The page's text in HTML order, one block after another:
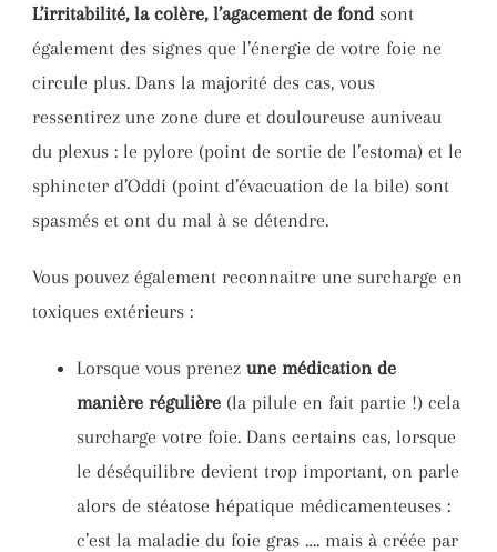
L’irritabilité, la colère, l’agacement de fond sont
également des signes que l’énergie de votre foie ne
circule plus. Dans la majorité des cas, vous
ressentirez une zone dure et douloureuse auniveau
du plexus : le pylore (point de sortie de l’estoma) et le
sphincter d’Oddi (point d’évacuation de la bile) sont
spasmés et ont du mal à se détendre.
Vous pouvez également reconnaitre une surcharge en
toxiques extérieurs :
Lorsque vous prenez une médication de
manière régulière (la pilule en fait partie !) cela
surcharge votre foie. Dans certains cas, lorsque
le déséquilibre devient trop important, on parle
alors de stéatose hépatique médicamenteuses :
c’est la maladie du foie gras …. mais à créée par